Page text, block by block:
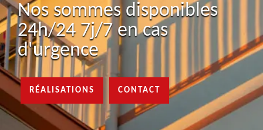
Nos sommes disponibles
24h/24 7j/7 en cas
d'urgence
RÉALISATIONS CONTACT